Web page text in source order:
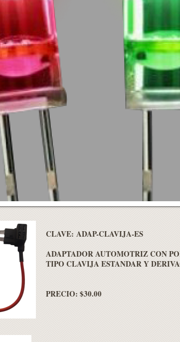
CLAVE: ADAP-CLAVIJA-ES
ADAPTADOR AUTOMOTRIZ CON
TIPO CLAVIJA ESTANDAR Y
PRECIO: $30.00